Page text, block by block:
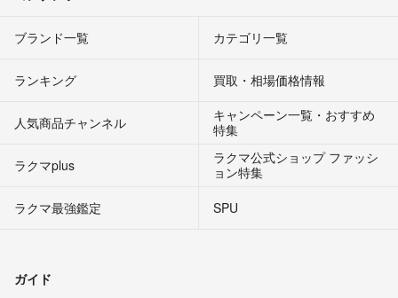
ブランド一覧 カテゴリ一覧
ランキング 買取・相場価格情報
人気商品チャンネル
キャンペーン一覧・おすすめ
特集
ラクマplus
ラクマ公式ショップ ファッシ
ョン特集
ラクマ最強鑑定
SPU
ガイド